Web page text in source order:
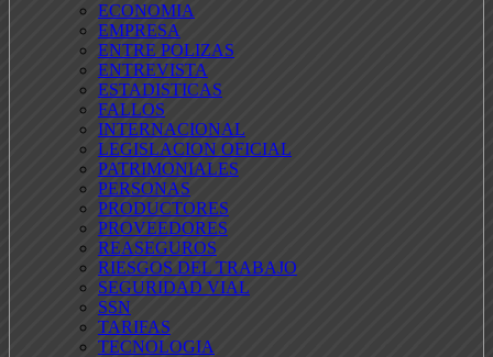
ECONOMIA
EMPRESA
ENTRE POLIZAS
ENTREVISTA
ESTADISTICAS
FALLOS
INTERNACIONAL
LEGISLACION OFICIAL
PATRIMONIALES
PERSONAS
PRODUCTORES
PROVEEDORES
REASEGUROS
RIESGOS DEL TRABAJO
SEGURIDAD VIAL
SSN
TARIFAS
TECNOLOGIA